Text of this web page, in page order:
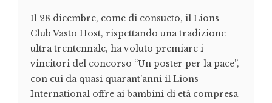
Il 28 dicembre, come di consueto, il Lions
Club Vasto Host, rispettando una tradizione
ultra trentennale, ha voluto premiare i
vincitori del concorso “Un poster per la pace”,
con cui da quasi quarant'anni il Lions
International offre ai bambini di età compresa